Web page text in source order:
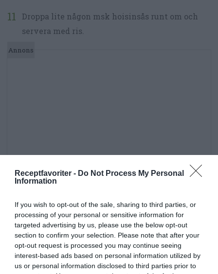
Receptfavoriter - Do Not Process My Personal
Information
If you wish to opt-out of the sale, sharing to third parties, or
processing of your personal or sensitive information for
targeted advertising by us, please use the below opt-out
section to confirm your selection. Please note that after your
opt-out request is processed you may continue seeing
interest-based ads based on personal information utilized by
us or personal information disclosed to third parties prior to
Droppa lite någon msk hoisinsås runt om och
servera med ris.
Huvudrätter Lamm
Fest
Övrig asiatisk mat
Stekt mat